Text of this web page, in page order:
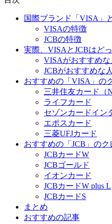
国際ブランド「VISA」
VISAの特徴
JCBの特徴
実際、VISAとJCBはど
VISAがおすすめな
JCBがおすすめな人
おすすめの「VISA」の
三井住友カード（
ライフカード
セゾンカードイン
エポスカード
三菱UFJカード
おすすめの「JCB」の
JCBカードW
JCBゴールド
イオンカード
JCBカードW plus L
JCBカードS
まとめ
おすすめの記事